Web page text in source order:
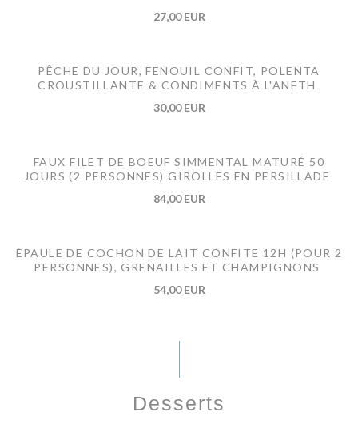
27,00 EUR
PÊCHE DU JOUR, FENOUIL CONFIT, POLENTA
CROUSTILLANTE & CONDIMENTS À L'ANETH
30,00 EUR
FAUX FILET DE BOEUF SIMMENTAL MATURÉ 50
JOURS (2 PERSONNES) GIROLLES EN PERSILLADE
84,00 EUR
ÉPAULE DE COCHON DE LAIT CONFITE 12H (POUR 2
PERSONNES), GRENAILLES ET CHAMPIGNONS
54,00 EUR
Desserts